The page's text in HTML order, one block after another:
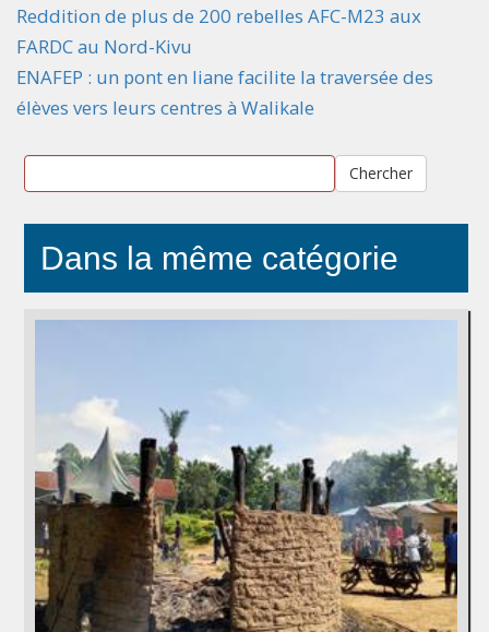
Reddition de plus de 200 rebelles AFC-M23 aux
FARDC au Nord-Kivu
ENAFEP : un pont en liane facilite la traversée des
élèves vers leurs centres à Walikale
Chercher
Dans la même catégorie